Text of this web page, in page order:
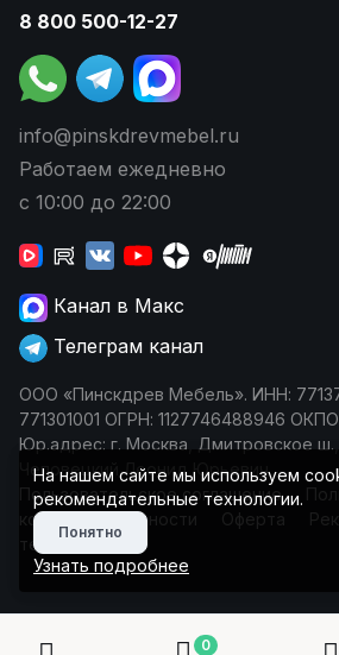
8 800 500-12-27
info@pinskdrevmebel.ru
Работаем ежедневно
с 10:00 до 22:00
Канал в Макс
Телеграм канал
ООО «Пинскдрев Мебель». ИНН:
771301001 ОГРН: 1127746488946
Юр.адрес: г. Москва, Дмитровское ш.,
Чеповецкий Леонид Юрьевич
Пользовательское соглашение
конфиденциальности
Оферта
технологии
0
На нашем сайте мы используем
рекомендательные технологии.
Понятно
Узнать подробнее